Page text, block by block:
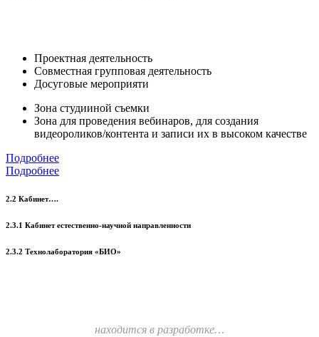
Проектная деятельность
Совместная групповая деятельность
Досуговые мероприяти
Зона студииной съемки
Зона для проведения вебинаров, для создания
видеороликов/контента и записи их в высоком качестве
Подробнее
Подробнее
2.2 Кабинет….
2.3.1 Кабинет естественно-научной направленности
2.3.2 Технолаборатория «БИО»
находится в разработке…